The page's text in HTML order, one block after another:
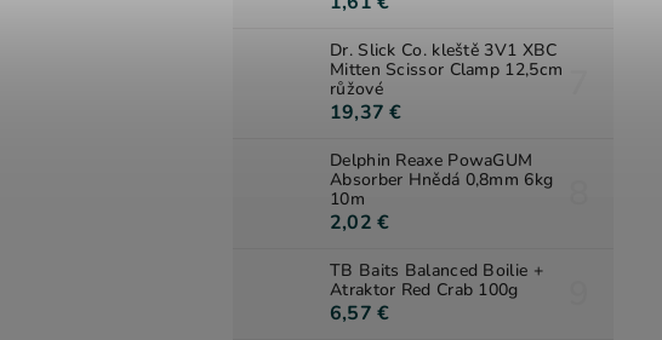
Dr. Slick Co. kleště 3V1 XBC
Mitten Scissor Clamp 12,5cm
růžové
19,37 €
Delphin Reaxe PowaGUM
Absorber Hnědá 0,8mm 6kg
10m
2,02 €
TB Baits Balanced Boilie +
Atraktor Red Crab 100g
6,57 €